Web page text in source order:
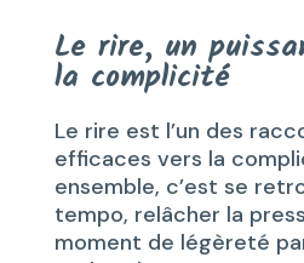
Le rire, un
la complicité
Le rire est l’un des
efficaces vers la
ensemble, c’est se
tempo, relâcher la
moment de légèreté